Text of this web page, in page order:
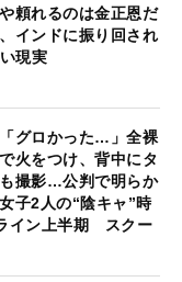
頼れるのは金正恩だ
インドに振り回され
現実
「グロかった…」全裸
火をつけ、背中にタ
撮影…公判で明らか
子2人の“陰キャ”時
イン上半期 スクー